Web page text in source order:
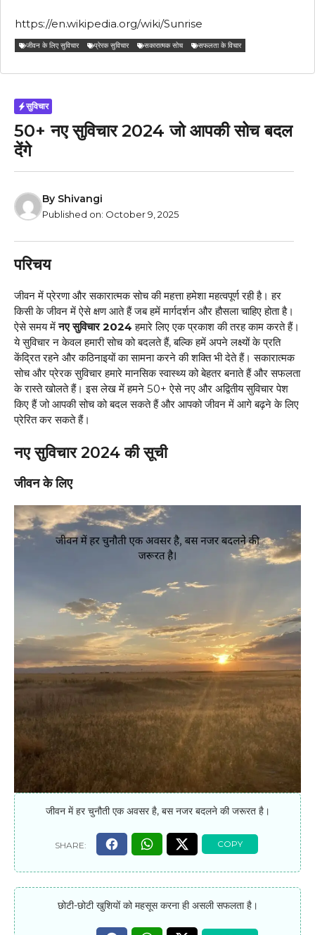
https://en.wikipedia.org/wiki/Sunrise
जीवन के लिए सुविचार प्रेरक सुविचार सकारात्मक सोच सफलता के विचार
सुविचार
50+ नए सुविचार 2024 जो आपकी सोच बदल
देंगे
By Shivangi
Published on: October 9, 2025
परिचय
जीवन में प्रेरणा और सकारात्मक सोच की महत्ता हमेशा महत्वपूर्ण रही है। हर
किसी के जीवन में ऐसे क्षण आते हैं जब हमें मार्गदर्शन और हौसला चाहिए होता है।
ऐसे समय मेंनए सुविचार 2024 हमारे लिए एक प्रकाश की तरह काम करते हैं।
ये सुविचार न केवल हमारी सोच को बदलते हैं, बल्कि हमें अपने लक्ष्यों के प्रति
केंद्रित रहने और कठिनाइयों का सामना करने की शक्ति भी देते हैं। सकारात्मक
सोच और प्रेरक सुविचार हमारे मानसिक स्वास्थ्य को बेहतर बनाते हैं और सफलता
के रास्ते खोलते हैं। इस लेख में हमने 50+ ऐसे नए और अद्वितीय सुविचार पेश
किए हैं जो आपकी सोच को बदल सकते हैं और आपको जीवन में आगे बढ़ने के लिए
प्रेरित कर सकते हैं।
नए सुविचार 2024 की सूची
जीवन के लिए
जीवन में हर चुनौती एक अवसर है, बस नजर बदलने की जरूरत है।
छोटी-छोटी खुशियों को महसूस करना ही असली सफलता है।